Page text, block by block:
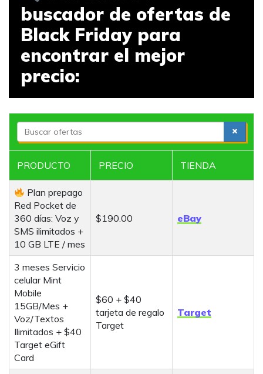
buscador de ofertas de
Black Friday para
encontrar el mejor
precio:
e
a
r
c
PRODUCTO PRECIO TIENDA
Plan prepago
Red Pocket de
360 días: Voz y
SMS ilimitados +
10 GB LTE / mes
$190.00 eBay
3 meses Servicio
celular Mint
Mobile
15GB/Mes +
Voz/Textos
Ilimitados + $40
Target eGift
Card
$60 + $40
tarjeta de regalo
Target
Target